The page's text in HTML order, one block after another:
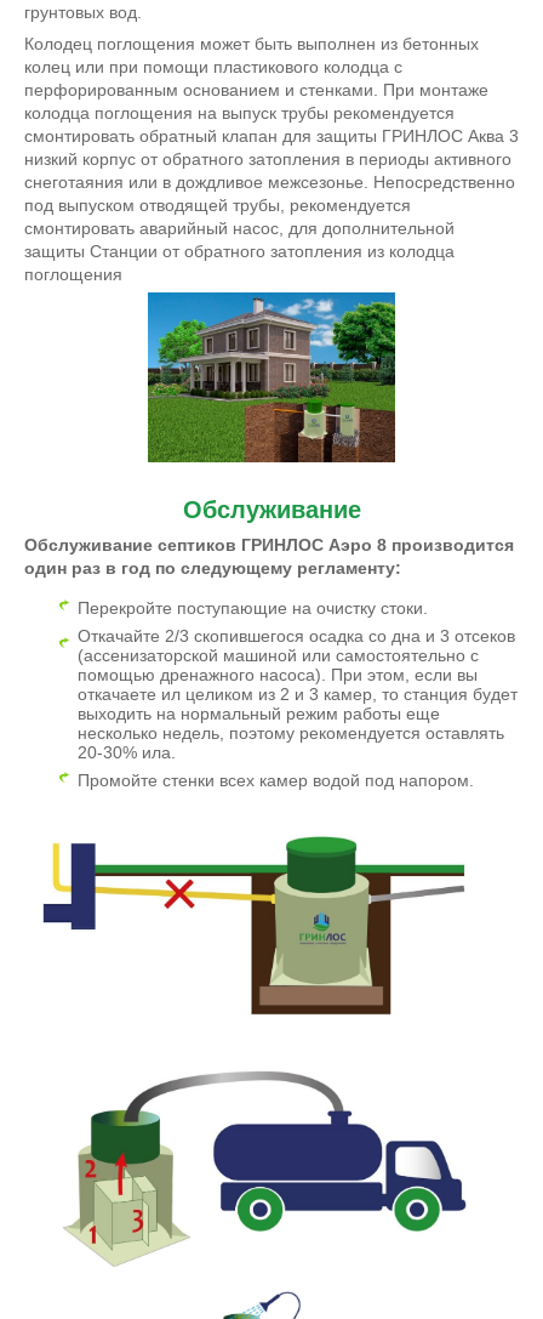
грунтовых вод.
Колодец поглощения может быть выполнен из бетонных
колец или при помощи пластикового колодца с
перфорированным основанием и стенками. При монтаже
колодца поглощения на выпуск трубы рекомендуется
смонтировать обратный клапан для защиты ГРИНЛОС Аква 3
низкий корпус от обратного затопления в периоды активного
снеготаяния или в дождливое межсезонье. Непосредственно
под выпуском отводящей трубы, рекомендуется
смонтировать аварийный насос, для дополнительной
защиты Станции от обратного затопления из колодца
поглощения
Обслуживание
Обслуживание септиков ГРИНЛОС Аэро 8 производится
один раз в год по следующему регламенту:
Перекройте поступающие на очистку стоки.
Откачайте 2/3 скопившегося осадка со дна и 3 отсеков
(ассенизаторской машиной или самостоятельно с
помощью дренажного насоса). При этом, если вы
откачаете ил целиком из 2 и 3 камер, то станция будет
выходить на нормальный режим работы еще
несколько недель, поэтому рекомендуется оставлять
20-30% ила.
Промойте стенки всех камер водой под напором.